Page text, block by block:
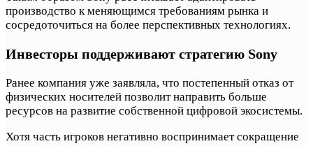
производство к меняющимся требованиям рынка и
сосредоточиться на более перспективных технологиях.
Инвесторы поддерживают стратегию Sony
Ранее компания уже заявляла, что постепенный отказ от
физических носителей позволит направить больше
ресурсов на развитие собственной цифровой экосистемы.
Хотя часть игроков негативно воспринимает сокращение